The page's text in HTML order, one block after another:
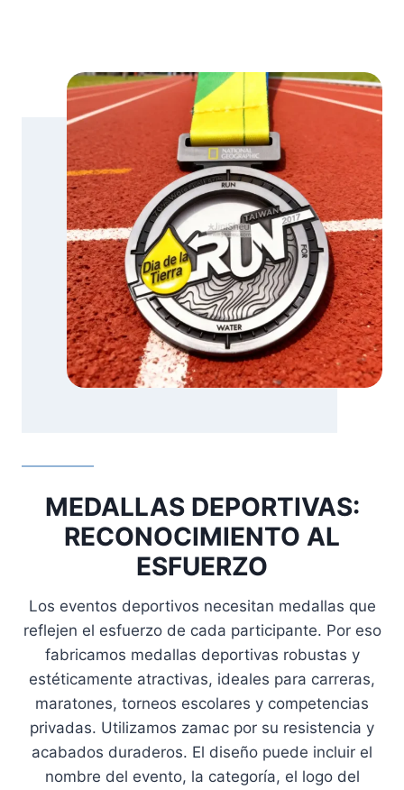
MEDALLAS DEPORTIVAS:
RECONOCIMIENTO AL
ESFUERZO
Los eventos deportivos necesitan medallas que
reflejen el esfuerzo de cada participante. Por eso
fabricamos medallas deportivas robustas y
estéticamente atractivas, ideales para carreras,
maratones, torneos escolares y competencias
privadas. Utilizamos zamac por su resistencia y
acabados duraderos. El diseño puede incluir el
nombre del evento, la categoría, el logo del